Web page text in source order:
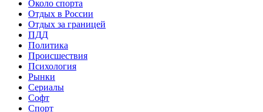
Около спорта
Отдых в России
Отдых за границей
ПДД
Политика
Происшествия
Психология
Рынки
Сериалы
Софт
Спорт